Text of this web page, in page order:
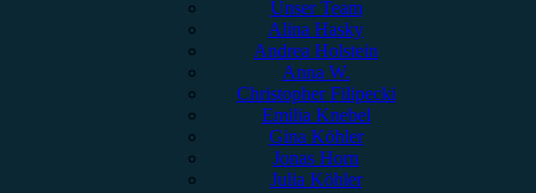
Unser Team
Alina Hasky
Andrea Holstein
Anna W.
Christopher Filipecki
Emilia Knebel
Gina Köhler
Jonas Horn
Julia Köhler